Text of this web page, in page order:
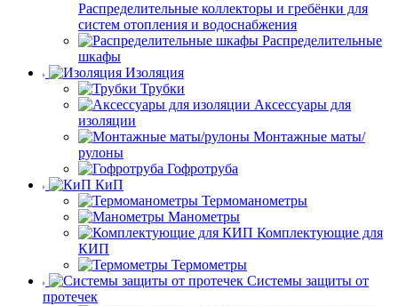
Распределительные коллекторы и гребёнки для
систем отопления и водоснабжения
Распределительные
шкафы
Изоляция
Трубки
Аксессуары для
изоляции
Монтажные маты/
рулоны
Гофротруба
КиП
Термоманометры
Манометры
Комплектующие для
КИП
Термометры
Системы защиты от
протечек